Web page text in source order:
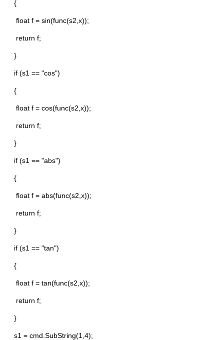
{
float f = sin(func(s2,x));
return f;
}
if (s1 == "cos")
{
float f = cos(func(s2,x));
return f;
}
if (s1 == "abs")
{
float f = abs(func(s2,x));
return f;
}
if (s1 == "tan")
{
float f = tan(func(s2,x));
return f;
}
s1 = cmd.SubString(1,4);